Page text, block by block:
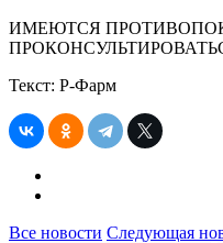
ИМЕЮТСЯ
Текст: Р-Фарм
Все новости Следующая